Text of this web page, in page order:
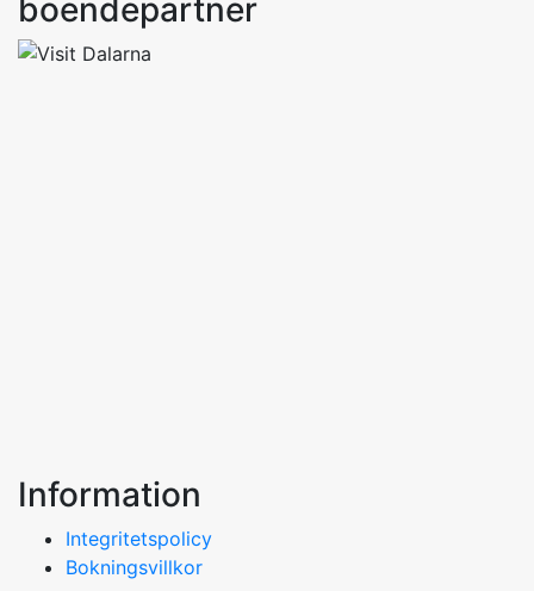
boendepartner
Information
Integritetspolicy
Bokningsvillkor